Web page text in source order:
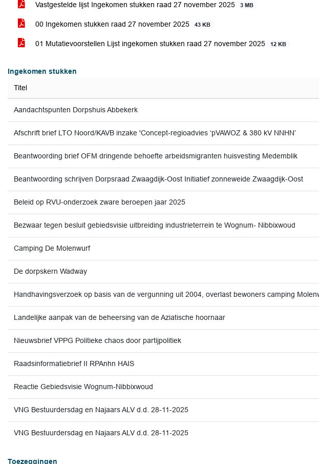
Vastgestelde lijst Ingekomen stukken raad 27 november 2025
3 MB
00 Ingekomen stukken raad 27 november 2025 43 KB
01 Mutatievoorstellen Lijst ingekomen stukken raad 27 november 2025 12 KB
Ingekomen stukken
Titel
Aandachtspunten Dorpshuis Abbekerk
Afschrift brief LTO Noord/KAVB inzake 'Concept-regioadvies ‘pVAWOZ & 380 kV NNHN’
Beantwoording brief OFM dringende behoefte arbeidsmigranten huisvesting Medemblik
Beantwoording schrijven Dorpsraad Zwaagdijk-Oost Initiatief zonneweide Zwaagdijk-Oost
Beleid op RVU-onderzoek zware beroepen jaar 2025
Bezwaar tegen besluit gebiedsvisie uitbreiding industrieterrein te Wognum- Nibbixwoud
Camping De Molenwurf
De dorpskern Wadway
Handhavingsverzoek op basis van de vergunning uit 2004, overlast bewoners camping
Landelijke aanpak van de beheersing van de Aziatische hoornaar
Nieuwsbrief VPPG Politieke chaos door partijpolitiek
Raadsinformatiebrief II RPAnhn HAIS
Reactie Gebiedsvisie Wognum-Nibbixwoud
VNG Bestuurdersdag en Najaars ALV d.d. 28-11-2025
VNG Bestuurdersdag en Najaars ALV d.d. 28-11-2025
Toezeggingen